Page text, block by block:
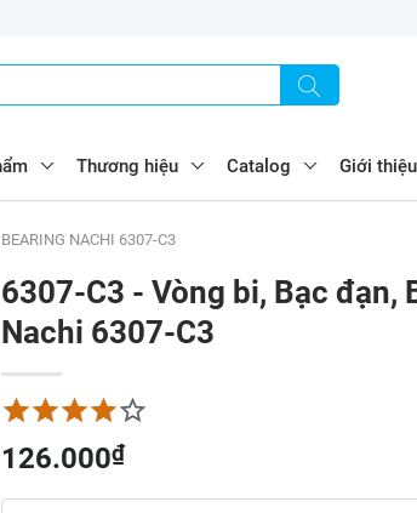
Thương hiệu Catalog Giới thiệu
NACHI 6307-C3
6307-C3 - Vòng bi, Bạc đạn,
Nachi 6307-C3
126.000₫